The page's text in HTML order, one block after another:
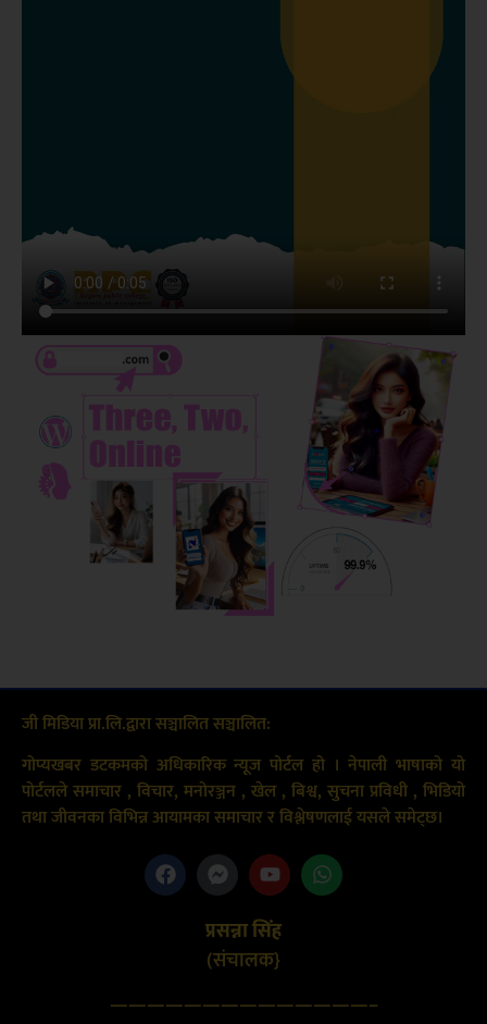
जी मिडिया प्रा.लि.द्वारा सञ्चालित सञ्चालित:
गोप्यखबर डटकमको अधिकारिक न्यूज पोर्टल हो । नेपाली भाषाको यो
पोर्टलले समाचार , विचार, मनोरञ्जन , खेल , बिश्व, सुचना प्रविधी , भिडियो
तथा जीवनका विभिन्न आयामका समाचार र विश्लेषणलाई यसले समेट्छ।
प्रसन्ना सिंह
(संचालक}
——————————————–